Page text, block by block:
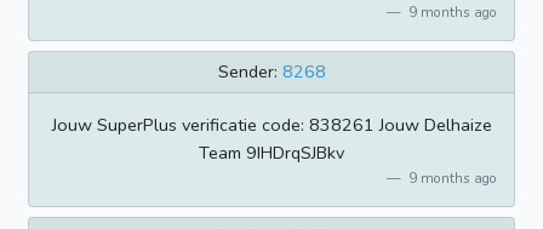
9 months ago
Sender: 8268
Jouw SuperPlus verificatie code: 838261 Jouw Delhaize
Team 9IHDrqSJBkv
9 months ago